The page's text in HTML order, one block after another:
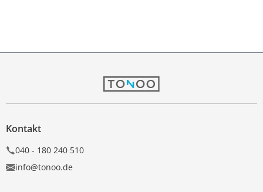
Kontakt
040 - 180 240 510
info@tonoo.de